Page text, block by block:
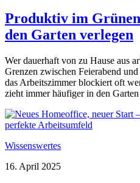
Produktiv im
den Garten verlegen
Wer dauerhaft von zu Hause aus
Grenzen zwischen Feierabend
das Arbeitszimmer blockiert oft
zieht immer häufiger in den
Wissenswertes
16. April 2025